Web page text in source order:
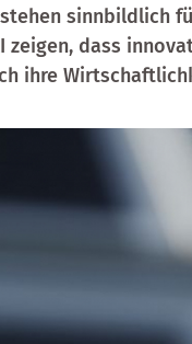
sinnbildlich
zeigen, dass
ihre